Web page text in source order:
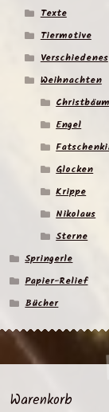
Texte
Tiermotive
Verschiedenes
Weihnachten
Engel
Glocken
Krippe
Nikolaus
Sterne
Springerle
Papier-Relief
Bücher
Warenkorb